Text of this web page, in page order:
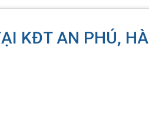
KĐT AN PHÚ, HÀ